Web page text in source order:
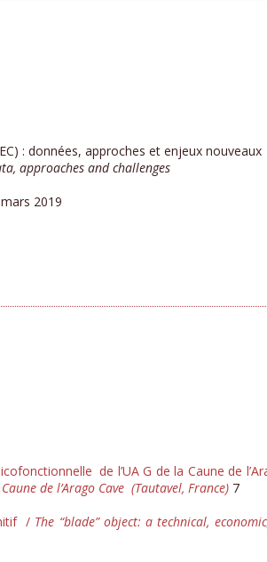
: données, approches et enjeux nouveaux
approaches and challenges
2019
de l’UA G de la Caune de
de l’Arago Cave (Tautavel, France) 7
/ The “blade” object: a technical,